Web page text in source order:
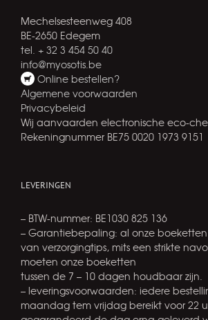
Mechelsesteenweg 408
BE-2650 Edegem
tel. + 32 3 454 50 40
info@myosotis.be
Online bestellen?
Algemene voorwaarden
Privacybeleid
Wij aanvaarden electronische eco-
Rekeningnummer BE75 0020 1973 9151
LEVERINGEN
– BTW-nummer: BE1030 825 136
– Garantiebepaling: al onze
van verzorgingtips, mits een strikte
moeten onze boeketten
tussen de 7 – 10 dagen houdbaar zijn.
– leveringsvoorwaarden: iedere
maandag tem vrijdag bereikt voor 22